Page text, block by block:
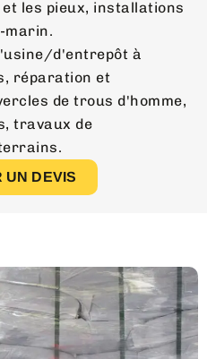
les pieux, installations
marin.
d'entrepôt à
réparation et
de trous d'homme,
travaux de
UN DEVIS